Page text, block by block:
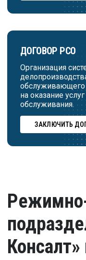
ДОГОВОР РСО
Организация
на оказание
обслуживания.
ЗАКЛЮЧИТЬ